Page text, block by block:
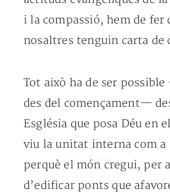
i la compassió, hem de fer
nosaltres tenguin carta de
Tot això ha de ser
des del començament—
Església que posa Déu en
viu la unitat interna com
perquè el món cregui, per
d’edificar ponts que